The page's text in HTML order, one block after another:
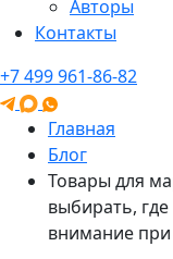
Авторы
Контакты
+7 499 961-86-82
Главная
Блог
Товары для
выбирать,
внимание